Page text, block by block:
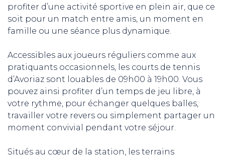
profiter d’une activité sportive en plein air, que ce
soit pour un match entre amis, un moment en
famille ou une séance plus dynamique.
Accessibles aux joueurs réguliers comme aux
pratiquants occasionnels, les courts de tennis
d’Avoriaz sont louables de 09h00 à 19h00. Vous
pouvez ainsi profiter d’un temps de jeu libre, à
votre rythme, pour échanger quelques balles,
travailler votre revers ou simplement partager un
moment convivial pendant votre séjour.
Situés au cœur de la station, les terrains